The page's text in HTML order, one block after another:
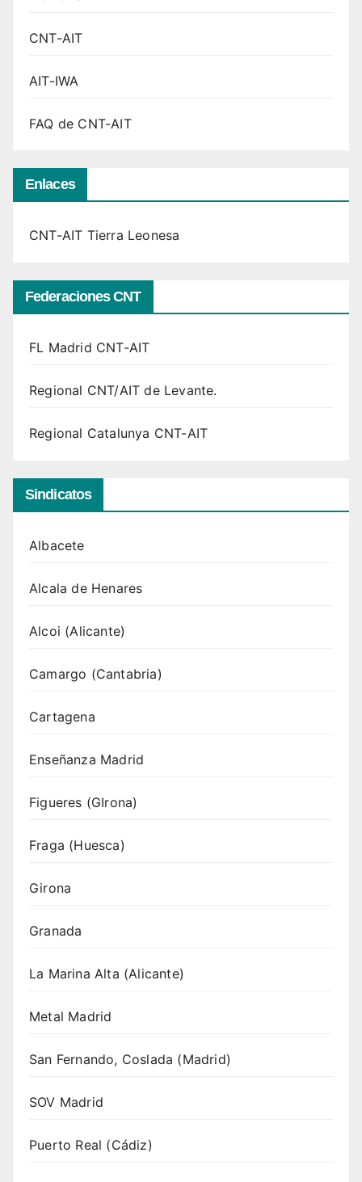
CNT-AIT
AIT-IWA
FAQ de CNT-AIT
Enlaces
CNT-AIT Tierra Leonesa
Federaciones CNT
FL Madrid CNT-AIT
Regional CNT/AIT de Levante.
Regional Catalunya CNT-AIT
Sindicatos
Albacete
Alcala de Henares
Alcoi (Alicante)
Camargo (Cantabria)
Cartagena
Enseñanza Madrid
Figueres (GIrona)
Fraga (Huesca)
Girona
Granada
La Marina Alta (Alicante)
Metal Madrid
San Fernando, Coslada (Madrid)
SOV Madrid
Puerto Real (Cádiz)